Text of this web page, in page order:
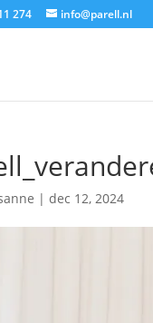
274 info@parell.nl
|dec 12, 2024